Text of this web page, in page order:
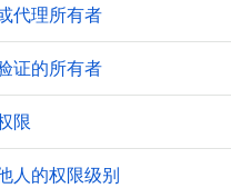
代理所有者
证的所有者
限
人的权限级别